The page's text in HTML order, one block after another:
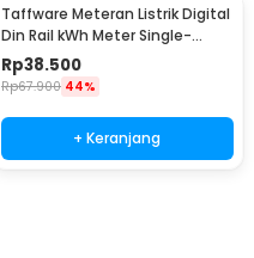
Taffware Meteran Listrik Digital
Din Rail kWh Meter Single-
Phase 220V - DDS844
Rp38.500
Rp67.900 44%
+ Keranjang